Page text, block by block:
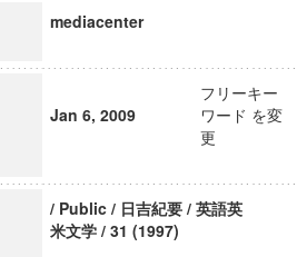
mediacenter
Jan 6, 2009
フリーキー
ワード を変
更
/ Public / 日吉紀要 / 英語英
米文学 / 31 (1997)